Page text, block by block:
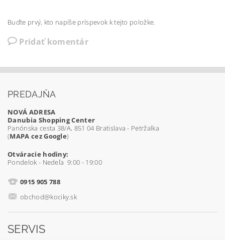
Buďte prvý, kto napíše príspevok k tejto položke.
Pridať komentár
PREDAJŇA
NOVÁ ADRESA
Danubia Shopping Center
Panónska cesta 38/A, 851 04 Bratislava - Petržalka
(MAPA cez Google)
Otváracie hodiny:
Pondelok - Nedeľa 9:00 - 19:00
0915 905 788
obchod@kociky.sk
SERVIS